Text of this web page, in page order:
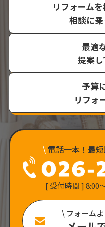
リフォーム
相談に乗
最適
提案し
予算
リフォ
\ 電話一本！最
[ 受付時間 ] 8:00
\ フォーム